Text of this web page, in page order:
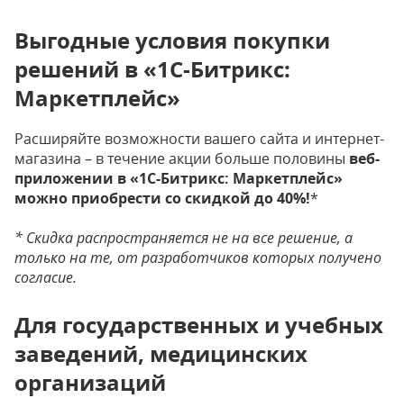
Выгодные условия покупки
решений в «1С-Битрикс:
Маркетплейс»
Расширяйте возможности вашего сайта и интернет-
магазина – в течение акции больше половины веб-
приложении в «1С-Битрикс: Маркетплейс»
можно приобрести со скидкой до 40%!*
* Скидка распространяется не на все решение, а
только на те, от разработчиков которых получено
согласие.
Для государственных и учебных
заведений, медицинских
организаций